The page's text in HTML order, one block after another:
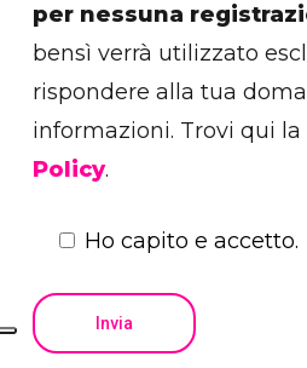
per nessuna
bensì verrà utilizzato
rispondere alla tua
informazioni. Trovi qui la
Policy.
Ho capito e accetto.